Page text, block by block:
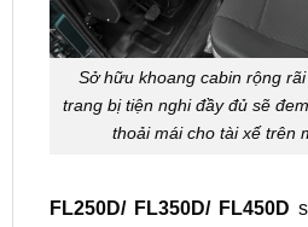
Sở hữu khoang cabin rộng
trang bị tiện nghi đầy đủ sẽ
thoải mái cho tài xế trên
FL250D/ FL350D/ FL450D